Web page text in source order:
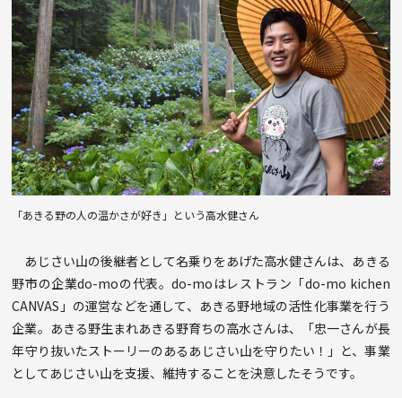
「あきる野の人の温かさが好き」という高水健さん
あじさい山の後継者として名乗りをあげた高水健さんは、あきる
野市の企業do-moの代表。do-moはレストラン「do-mo kichen
CANVAS」の運営などを通して、あきる野地域の活性化事業を行う
企業。あきる野生まれあきる野育ちの高水さんは、「忠一さんが長
年守り抜いたストーリーのあるあじさい山を守りたい！」と、事業
としてあじさい山を支援、維持することを決意したそうです。